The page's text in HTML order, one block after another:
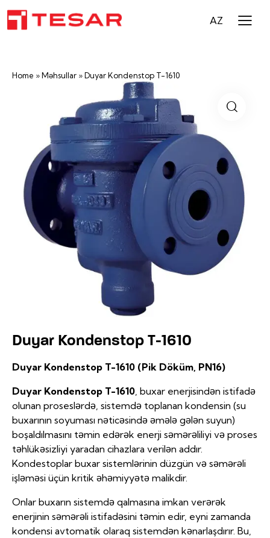
AZ
Home »Məhsullar »Duyar Kondenstop T-1610
Duyar Kondenstop T-1610
Duyar Kondenstop T-1610 (Pik Döküm, PN16)
Duyar Kondenstop T-1610, buxar enerjisindən istifadə
olunan proseslərdə, sistemdə toplanan kondensin (su
buxarının soyuması nəticəsində əmələ gələn suyun)
boşaldılmasını təmin edərək enerji səmərəliliyi və proses
təhlükəsizliyi yaradan cihazlara verilən addır.
Kondestoplar buxar sistemlərinin düzgün və səmərəli
işləməsi üçün kritik əhəmiyyətə malikdir.
Onlar buxarın sistemdə qalmasına imkan verərək
enerjinin səmərəli istifadəsini təmin edir, eyni zamanda
kondensi avtomatik olaraq sistemdən kənarlaşdırır. Bu,